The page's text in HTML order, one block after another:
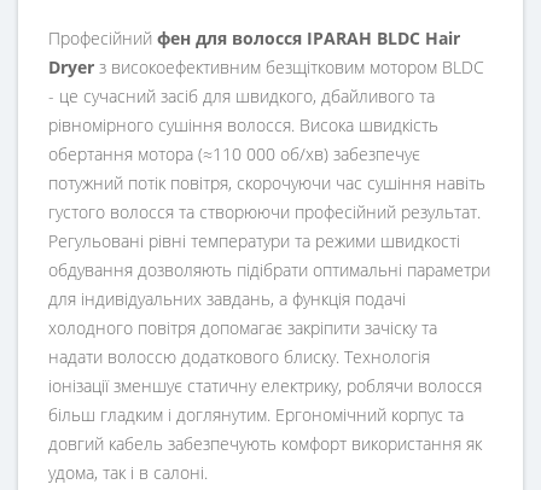
Професійний фен для волосся IPARAH BLDC Hair
Dryer з високоефективним безщітковим мотором BLDC
- це сучасний засіб для швидкого, дбайливого та
рівномірного сушіння волосся. Висока швидкість
обертання мотора (≈110 000 об/хв) забезпечує
потужний потік повітря, скорочуючи час сушіння навіть
густого волосся та створюючи професійний результат.
Регульовані рівні температури та режими швидкості
обдування дозволяють підібрати оптимальні параметри
для індивідуальних завдань, а функція подачі
холодного повітря допомагає закріпити зачіску та
надати волоссю додаткового блиску. Технологія
іонізації зменшує статичну електрику, роблячи волосся
більш гладким і доглянутим. Ергономічний корпус та
довгий кабель забезпечують комфорт використання як
удома, так і в салоні.